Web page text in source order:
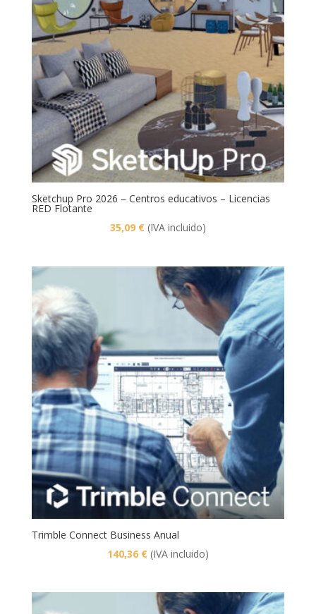
Sketchup Pro 2026 – Centros educativos – Licencias
RED Flotante
35,09 € (IVA incluido)
Trimble Connect Business Anual
140,36 € (IVA incluido)